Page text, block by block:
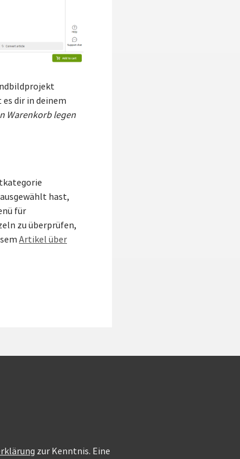
dir in deinem
Warenkorb legen
hast,
für
zu überprüfen,
Artikel über
zur Kenntnis. Eine